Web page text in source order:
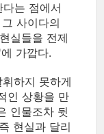
는 점에서
사이다의
실들을 전제
가깝다.
하지 못하게
인 상황을 만
인물조차 뒷
현실과 달리